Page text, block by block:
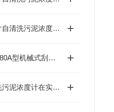
机械式刮片自清洗污泥浓度计：光学探头防结垢核心结构与工作原理详解
MLSST-6080A型机械式刮片自清洗污泥浓度计的特点解析
刮片自清洗污泥浓度计在实际应用中的注意事项